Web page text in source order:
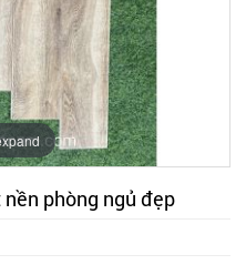
phòng ngủ đẹp